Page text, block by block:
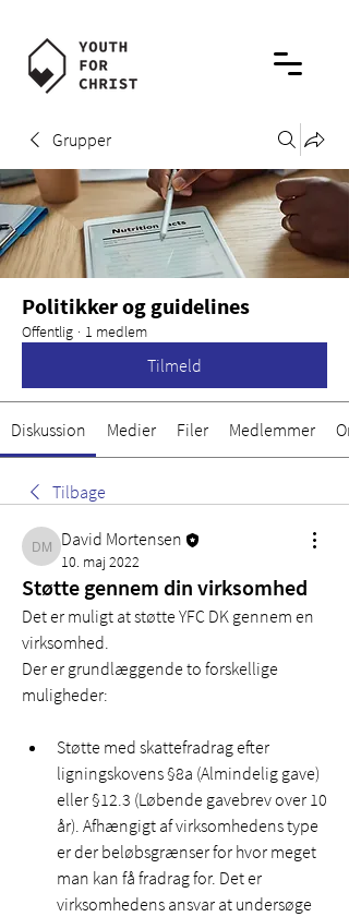
Grupper
Politikker og guidelines
Offentlig · 1 medlem
Tilmeld
Diskussion Medier Filer Medlemmer
Tilbage
David Mortensen
David Mortensen
10. maj 2022
Støtte gennem din virksomhed
Det er muligt at støtte YFC DK gennem en
virksomhed.
Der er grundlæggende to forskellige
muligheder:
Støtte med skattefradrag efter
ligningskovens §8a (Almindelig gave)
eller §12.3 (Løbende gavebrev over 10
år). Afhængigt af virksomhedens type
er der beløbsgrænser for hvor meget
man kan få fradrag for. Det er
virksomhedens ansvar at undersøge